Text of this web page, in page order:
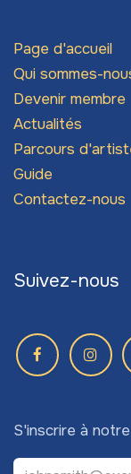
Page d'accueil
Qui sommes-
Devenir membre
Actualités
Parcours
Guide
Contactez-nous
Suivez-nous
S'inscrire à